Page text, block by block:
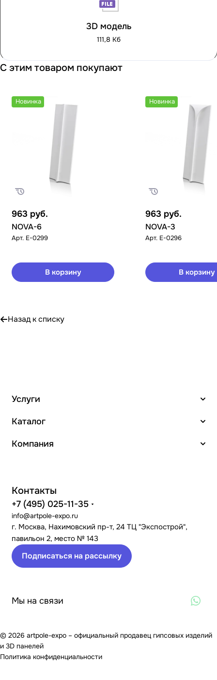
3D модель
111,8 Кб
С этим товаром покупают
Новинка
963 руб.
NOVA-6
Арт. E-0299
В корзину
Новинка
963 руб.
NOVA-3
Арт. E-0296
В корзину
Назад к списку
Услуги
Каталог
Компания
Контакты
+7 (495) 025-11-35
info@artpole-expo.ru
г. Москва, Нахимовский пр-т, 24 ТЦ "Экспострой",
павильон 2, место № 143
Подписаться на рассылку
Мы на связи
© 2026 artpole-expo – официальный продавец гипсовых изделий
и 3D панелей
Политика конфиденциальности